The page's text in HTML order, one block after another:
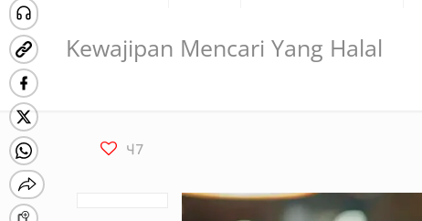
Kewajipan Mencari Yang Halal
47